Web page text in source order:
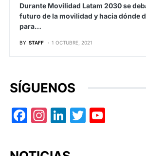
Durante Movilidad Latam 2030 se
futuro de la movilidad y hacia dónde
para…
BY STAFF 1 OCTUBRE, 2021
SÍGUENOS
Facebook
Instagram
LinkedIn
Twitter